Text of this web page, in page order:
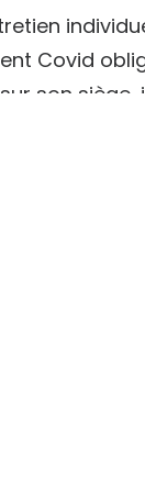
Covid
son siège,